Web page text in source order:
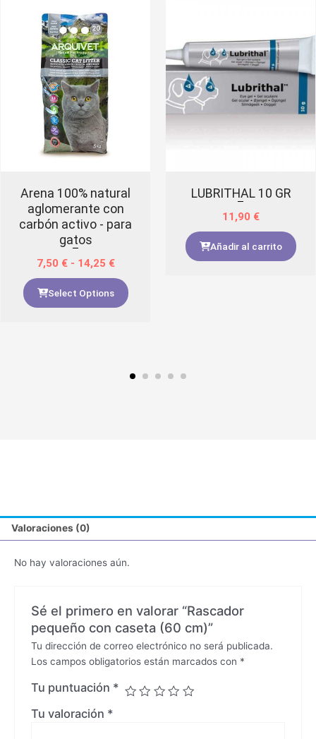
Arena 100% natural
aglomerante con
carbón activo - para
gatos
7,50 €- 14,25 €
Select Options
LUBRITHAL 10 GR
11,90 €
Añadir al carrito
Valoraciones (0)
No hay valoraciones aún.
Sé el primero en valorar “Rascador
pequeño con caseta (60 cm)”
Tu dirección de correo electrónico no será publicada.
Los campos obligatorios están marcados con *
Tu puntuación *
Tu valoración *